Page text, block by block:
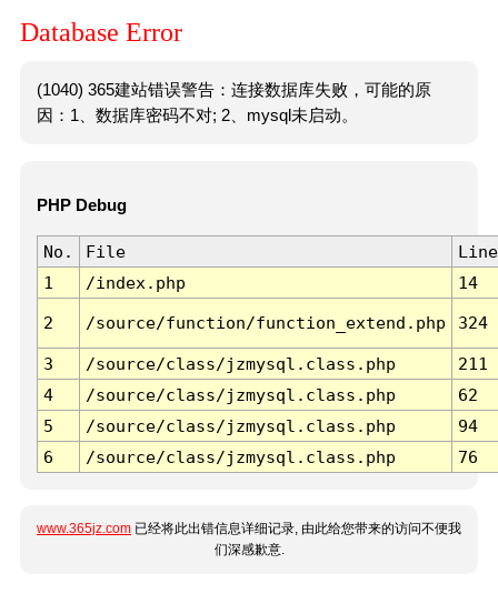
Database Error
(1040) 365建站错误警告：连接数据库失败，可能的原
因：1、数据库密码不对; 2、mysql未启动。
PHP Debug
No. File
Line
1
/index.php 14
2 /source/function/function_extend.php 324
3 /source/class/jzmysql.class.php
211
4
/source/class/jzmysql.class.php
62
5
/source/class/jzmysql.class.php
94
6
/source/class/jzmysql.class.php 76
www.365jz.com 已经将此出错信息详细记录, 由此给您带来的访问不便我
们深感歉意.